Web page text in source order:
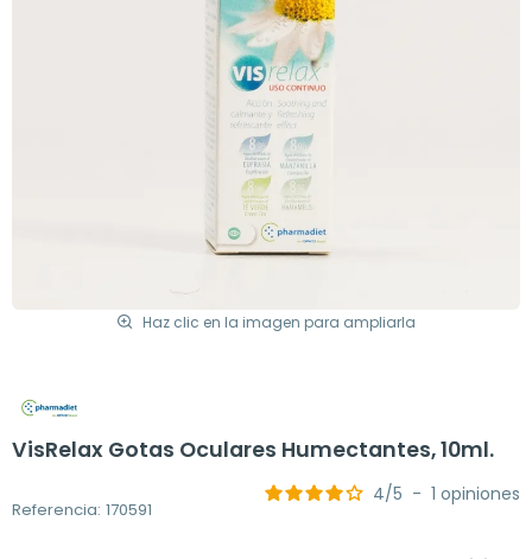
Haz clic en la imagen para ampliarla
VisRelax Gotas Oculares Humectantes, 10ml.
Referencia: 170591
4/5 - 1 opiniones